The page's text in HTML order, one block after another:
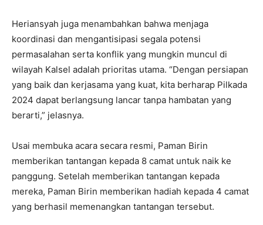
Heriansyah juga menambahkan bahwa menjaga
koordinasi dan mengantisipasi segala potensi
permasalahan serta konflik yang mungkin muncul di
wilayah Kalsel adalah prioritas utama. “Dengan persiapan
yang baik dan kerjasama yang kuat, kita berharap Pilkada
2024 dapat berlangsung lancar tanpa hambatan yang
berarti,” jelasnya.
Usai membuka acara secara resmi, Paman Birin
memberikan tantangan kepada 8 camat untuk naik ke
panggung. Setelah memberikan tantangan kepada
mereka, Paman Birin memberikan hadiah kepada 4 camat
yang berhasil memenangkan tantangan tersebut.